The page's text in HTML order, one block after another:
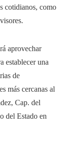
cotidianos, como
aprovechar
establecer una
de
más cercanas al
Cap. del
del Estado en